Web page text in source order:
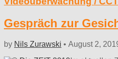
Gespräch zur
by Nils Zurawski • August 2,